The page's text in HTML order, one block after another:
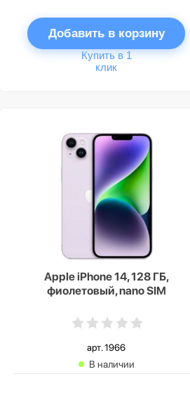
Добавить в корзину
Купить в 1
клик
Apple iPhone 14, 128 ГБ,
фиолетовый, nano SIM
арт. 1966
В наличии